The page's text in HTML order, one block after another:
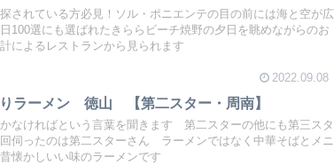
されている方必見！ソル・ポニエンテの目の前には海と空が広
選にも選ばれたきららビーチ焼野の夕日を眺めながらのお
によるレストランから見られます
2022.09.08
ラーメン 徳山 【第二スター・周南】
なければという言葉を聞きます 第二スターの他にも第三スタ
伺ったのは第二スターさん ラーメンではなく中華そばとメニ
懐かしいい味のラーメンです